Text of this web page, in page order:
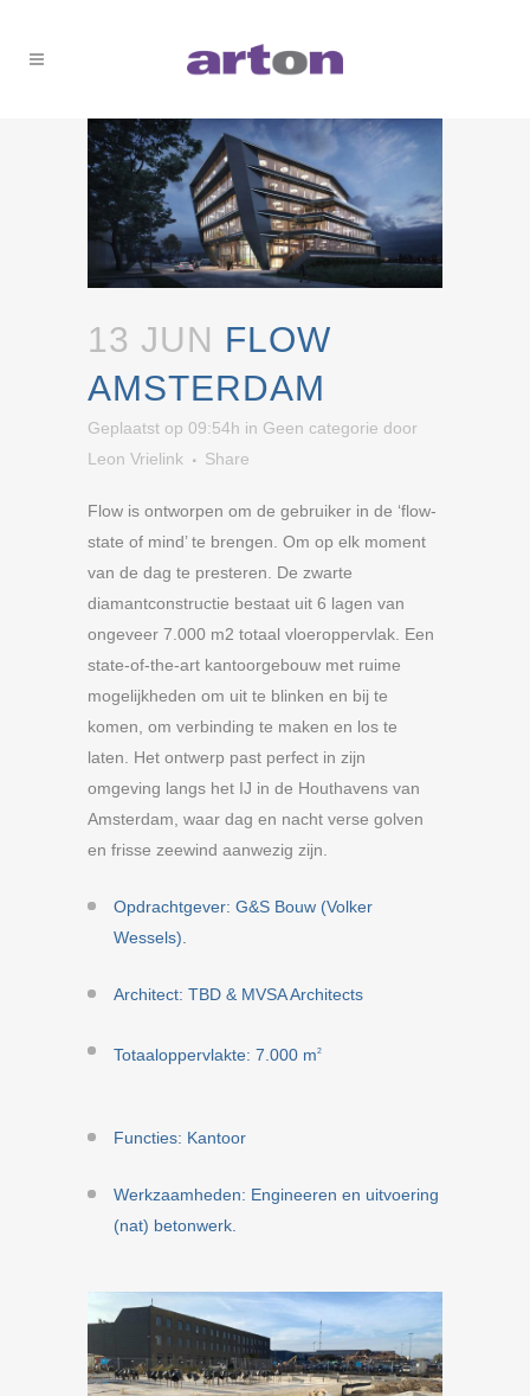
13 JUN FLOW
AMSTERDAM
Geplaatst op 09:54h in Geen categorie door
Leon Vrielink
Share
Flow is ontworpen om de gebruiker in de ‘flow-
state of mind’ te brengen. Om op elk moment
van de dag te presteren. De zwarte
diamantconstructie bestaat uit 6 lagen van
ongeveer 7.000 m2 totaal vloeroppervlak. Een
state-of-the-art kantoorgebouw met ruime
mogelijkheden om uit te blinken en bij te
komen, om verbinding te maken en los te
laten. Het ontwerp past perfect in zijn
omgeving langs het IJ in de Houthavens van
Amsterdam, waar dag en nacht verse golven
en frisse zeewind aanwezig zijn.
Opdrachtgever: G&S Bouw (Volker
Wessels).
Architect: TBD & MVSA Architects
Totaaloppervlakte: 7.000 m2
Functies: Kantoor
Werkzaamheden: Engineeren en uitvoering
(nat) betonwerk.